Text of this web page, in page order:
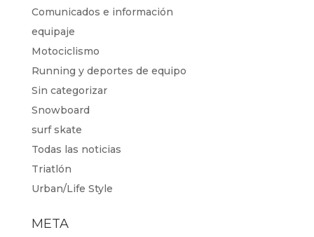
Comunicados e información
equipaje
Motociclismo
Running y deportes de equipo
Sin categorizar
Snowboard
surf skate
Todas las noticias
Triatlón
Urban/Life Style
META